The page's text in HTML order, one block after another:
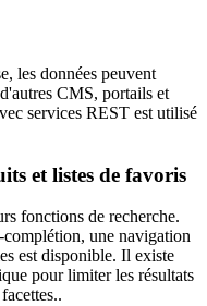
les données peuvent
CMS, portails et
services REST est utilisé
et listes de favoris
fonctions de recherche.
une navigation
est disponible. Il existe
pour limiter les résultats